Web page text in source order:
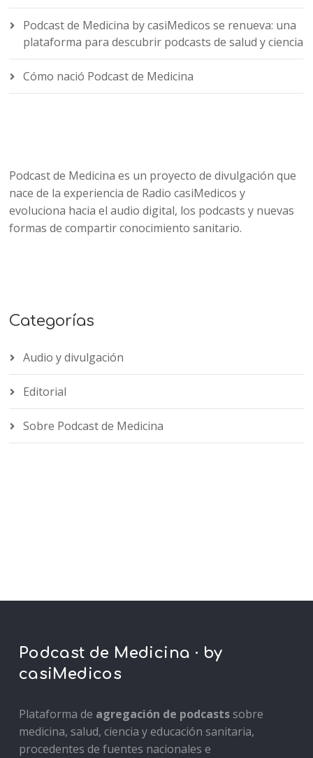
Podcast de Medicina by casiMedicos se renueva: una
plataforma para descubrir podcasts de salud y ciencia
Cómo nació Podcast de Medicina
Podcast de Medicina es un proyecto de divulgación que
nace de la experiencia de Radio casiMedicos y
evoluciona hacia el audio digital, los podcasts y nuevas
formas de compartir conocimiento sanitario.
Categorías
Audio y divulgación
Editorial
Sobre Podcast de Medicina
Podcast de Medicina · by
casiMedicos
Plataforma de agregación de podcastssobre
medicina, salud, ciencia y educación sanitaria,
procedentes de fuentes nacionales e